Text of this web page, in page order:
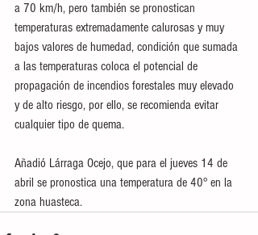
a 70 km/h, pero también se pronostican
temperaturas extremadamente calurosas y muy
bajos valores de humedad, condición que sumada
a las temperaturas coloca el potencial de
propagación de incendios forestales muy elevado
y de alto riesgo, por ello, se recomienda evitar
cualquier tipo de quema.
Añadió Lárraga Ocejo, que para el jueves 14 de
abril se pronostica una temperatura de 40° en la
zona huasteca.